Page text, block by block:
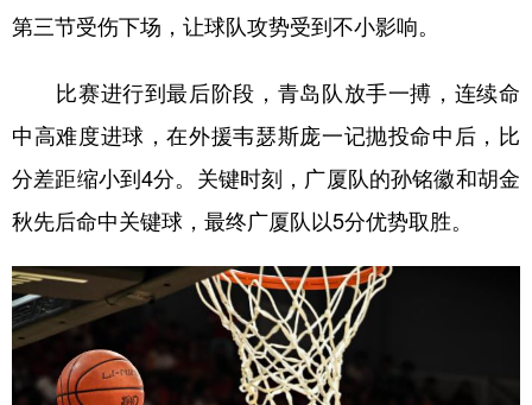
Deutsch Português
第三节受伤下场，让球队攻势受到不小影响。
比赛进行到最后阶段，青岛队放手一搏，连续命
中高难度进球，在外援韦瑟斯庞一记抛投命中后，比
分差距缩小到4分。关键时刻，广厦队的孙铭徽和胡金
秋先后命中关键球，最终广厦队以5分优势取胜。